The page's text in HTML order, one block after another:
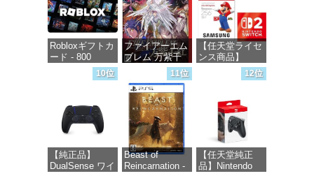
Robloxギフトカ
ード - 800
Robux 【限定バ
ーチャルアイテ
ームコード】
ロブロックス |
オンラインコー
ド版
価格：¥1,300
ファイアーエム
ブレム 万紫千
紅 -Switch2
価格：¥8,979
【任天堂ライセ
ンス商品】
256GB for
Nintendo Switch
2(サムスン マイ
クロSDエクス
プレスカード
256GB)
【Amazon.co.jp
10位
【純正品】
DualSense ワイ
11位
Beast of
Reincarnation -
12位
【任天堂純正
品】Nintendo